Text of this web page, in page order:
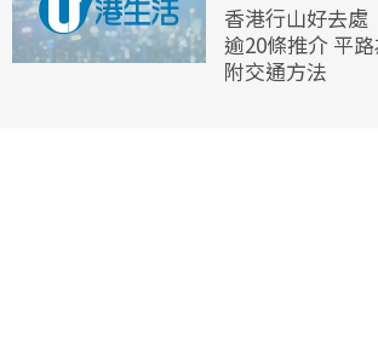
香港行山好去處
逾20條推介 平
附交通方法